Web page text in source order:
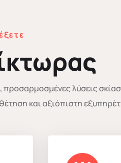
προσαρμοσμένες λύσεις
και αξιόπιστη